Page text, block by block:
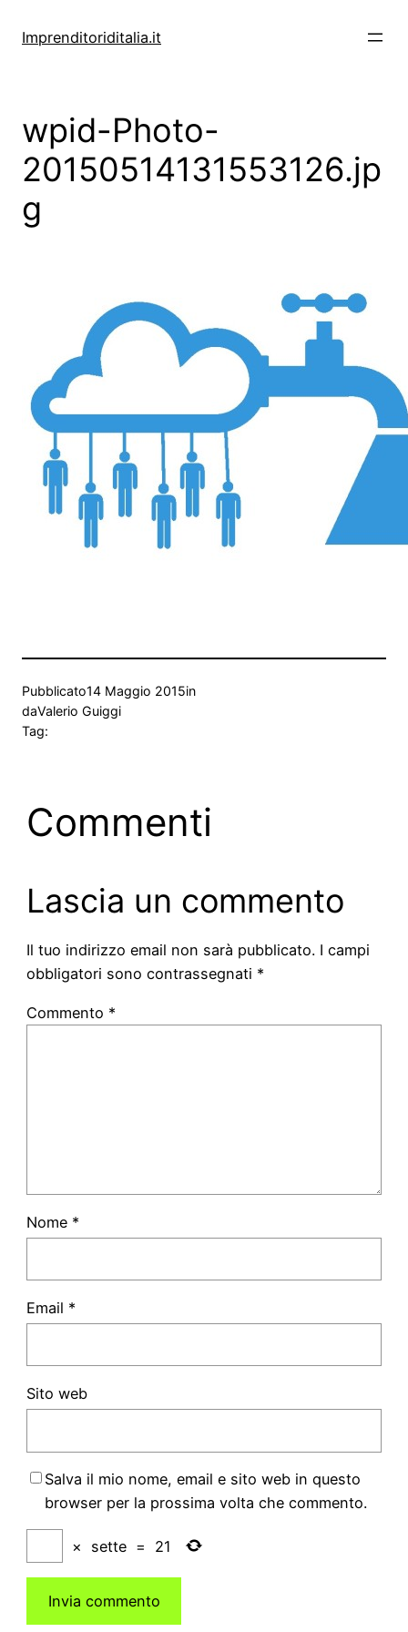
Imprenditoriditalia.it
wpid-Photo-
20150514131553126.jp
g
Pubblicato14 Maggio 2015in
daValerio Guiggi
Tag:
Commenti
Lascia un commento
Il tuo indirizzo email non sarà pubblicato. I campi
obbligatori sono contrassegnati *
Commento *
Nome *
Email *
Sito web
Salva il mio nome, email e sito web in questo
browser per la prossima volta che commento.
× sette = 21